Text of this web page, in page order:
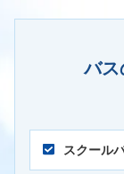
バス
スクール